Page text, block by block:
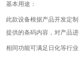
基本用途：
此款设备根据产品开发定
提供的条码内容，对产品
相同功能可满足日化等行